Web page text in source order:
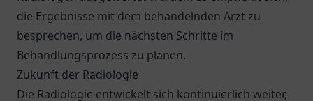
die Ergebnisse mit dem behandelnden Arzt zu
besprechen, um die nächsten Schritte im
Behandlungsprozess zu planen.
Zukunft der Radiologie
Die Radiologie entwickelt sich kontinuierlich weiter,